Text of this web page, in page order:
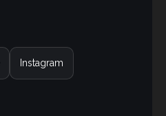
Instagram